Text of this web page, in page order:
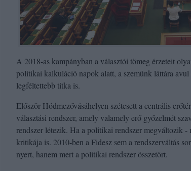
A 2018-as kampányban a választói tömeg érzeteit
politikai kalkuláció napok alatt, a szemünk láttára
legféltettebb titka is.
Először Hódmezővásáhelyen szétesett a centrális
választási rendszer, amely valamely erő győzelmét
rendszer létezik. Ha a politikai rendszer megváltozik -
kritikája is. 2010-ben a Fidesz sem a rendszerváltás
nyert, hanem mert a politikai rendszer összetört.